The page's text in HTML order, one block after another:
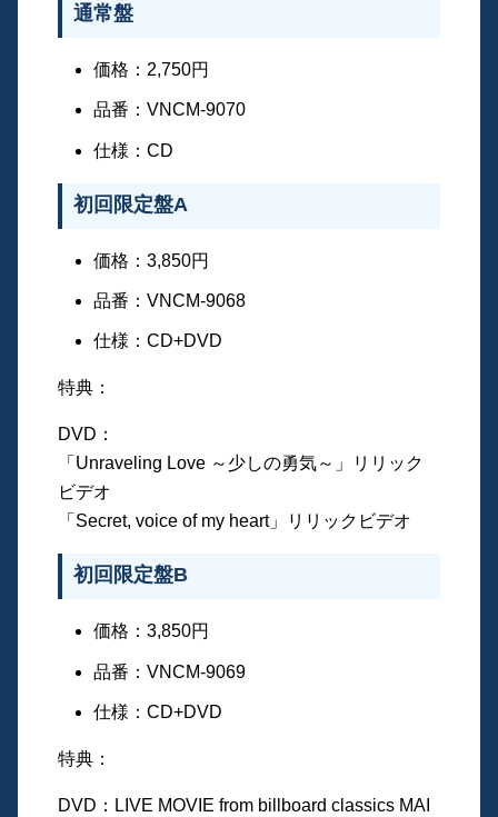
通常盤
価格：2,750円
品番：VNCM-9070
仕様：CD
初回限定盤A
価格：3,850円
品番：VNCM-9068
仕様：CD+DVD
特典：
DVD：
「Unraveling Love ～少しの勇気～」リリック
ビデオ
「Secret, voice of my heart」リリックビデオ
初回限定盤B
価格：3,850円
品番：VNCM-9069
仕様：CD+DVD
特典：
DVD：LIVE MOVIE from billboard classics MAI